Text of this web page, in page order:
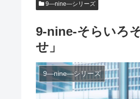
9―nine―シリーズ
9-nine-そらいろ
せ」
9―nine―シリーズ